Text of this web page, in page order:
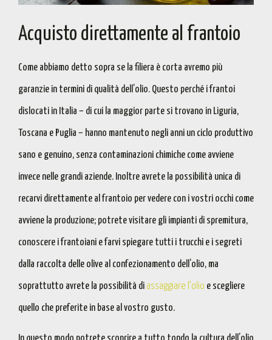
Acquisto direttamente al frantoio
Come abbiamo detto sopra se la filiera è corta avremo più
garanzie in termini di qualità dell’olio. Questo perché i frantoi
dislocati in Italia – di cui la maggior parte si trovano in Liguria,
Toscana e Puglia – hanno mantenuto negli anni un ciclo produttivo
sano e genuino, senza contaminazioni chimiche come avviene
invece nelle grandi aziende. Inoltre avrete la possibilità unica di
recarvi direttamente al frantoio pervedere con i vostri occhi come
avviene la produzione; potrete visitare gli impianti di spremitura,
conoscere i frantoiani e farvi spiegare tutti i trucchi e i segreti
dalla raccolta delle olive al confezionamento dell’olio, ma
soprattutto avrete la possibilità di assaggiare l’olio e scegliere
quello che preferite in base al vostro gusto.